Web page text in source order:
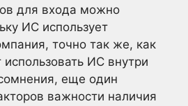
для входа можно
ИС использует
точно так же, как
ИС внутри
еще один
важности наличия